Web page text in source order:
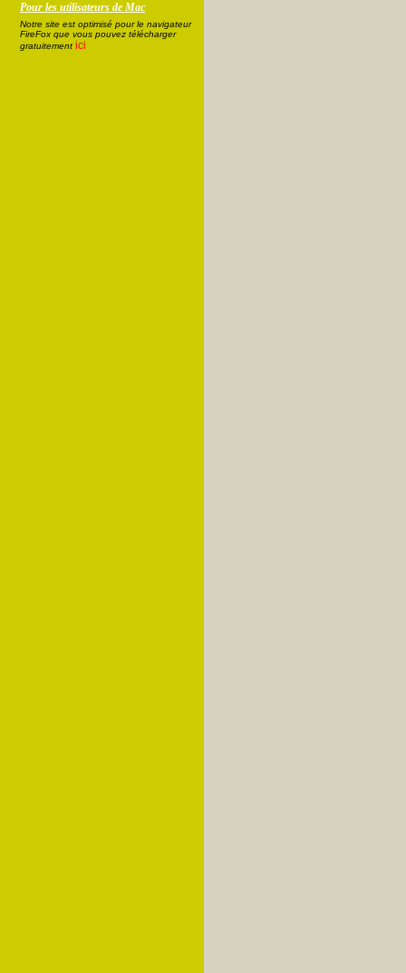
Pour les utilisateurs de Mac
Notre site est optimisé pour le navigateur
FireFox que vous pouvez télécharger
gratuitement ici